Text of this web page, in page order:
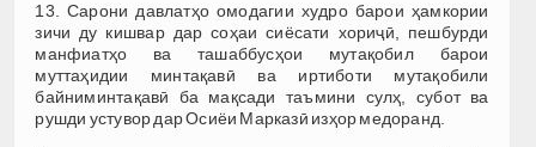
13. Сарони давлатҳо омодагии худро барои ҳамкории
зичи ду кишвар дар соҳаи сиёсати хориҷӣ, пешбурди
манфиатҳо ва ташаббусҳои мутақобил барои
муттаҳидии минтақавӣ ва иртиботи мутақобили
байниминтақавӣ ба мақсади таъмини сулҳ, субот ва
рушди устувор дар Осиёи Марказӣ изҳор медоранд.